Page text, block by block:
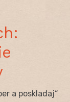
a poskladaj“